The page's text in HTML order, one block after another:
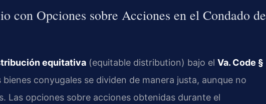
con Opciones sobre Acciones en el Condado de
equitativa (equitable distribution) bajo el Va. Code §
conyugales se dividen de manera justa, aunque no
Las opciones sobre acciones obtenidas durante el